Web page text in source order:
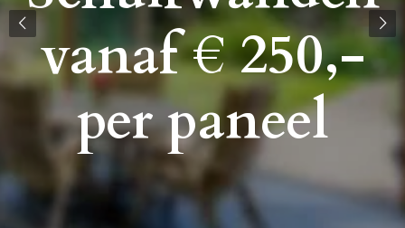
vanaf € 250,-
per paneel